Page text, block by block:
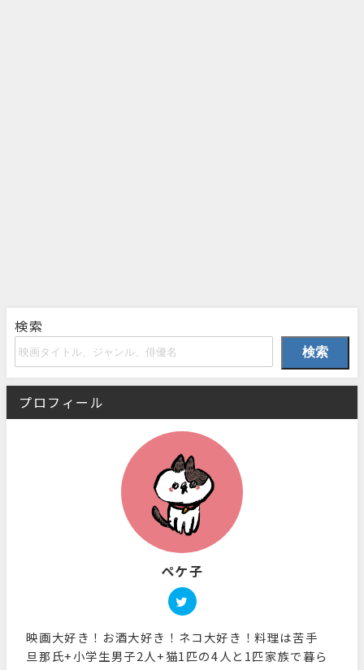
検索
検索
プロフィール
ペケ子
映画大好き！お酒大好き！ネコ大好き！料理は苦手
旦那氏+小学生男子2人+猫1匹の4人と1匹家族で暮ら